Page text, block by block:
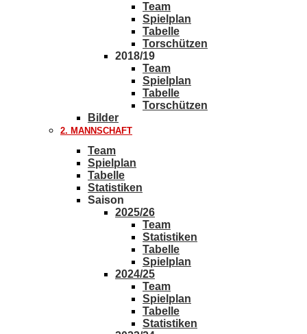
Team
Spielplan
Tabelle
Torschützen
2018/19
Team
Spielplan
Tabelle
Torschützen
Bilder
2. MANNSCHAFT
Team
Spielplan
Tabelle
Statistiken
Saison
2025/26
Team
Statistiken
Tabelle
Spielplan
2024/25
Team
Spielplan
Tabelle
Statistiken